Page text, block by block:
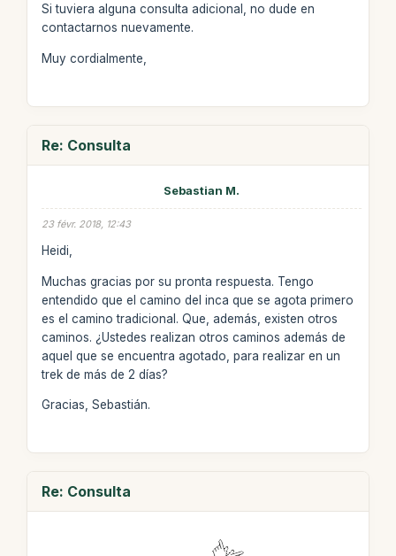
Si tuviera alguna consulta adicional, no dude en
contactarnos nuevamente.
Muy cordialmente,
Re: Consulta
Sebastian M.
23 févr. 2018, 12:43
Heidi,
Muchas gracias por su pronta respuesta. Tengo
entendido que el camino del inca que se agota primero
es el camino tradicional. Que, además, existen otros
caminos. ¿Ustedes realizan otros caminos además de
aquel que se encuentra agotado, para realizar en un
trek de más de 2 días?
Gracias, Sebastián.
Re: Consulta